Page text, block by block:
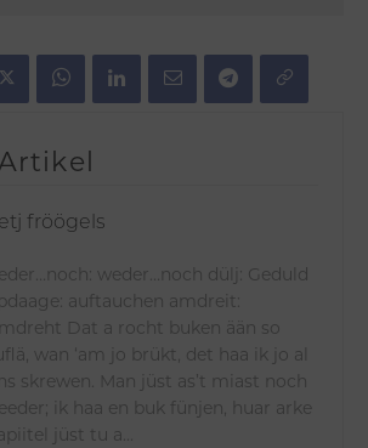
fröögels
weder…noch dülj: Geduld
auftauchen amdreit:
Dat a rocht buken ään so
wan ‘am jo brükt, det haa ik jo al
skrewen. Man jüst as’t miast noch
ik haa en buk fünjen, huar arke
jüst tu a...